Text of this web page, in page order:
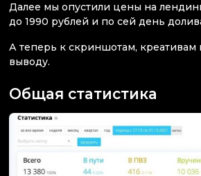
Далее мы опустили цены на
до 1990 рублей и по сей день
А теперь к скриншотам, креативам
выводу.
Общая статистика